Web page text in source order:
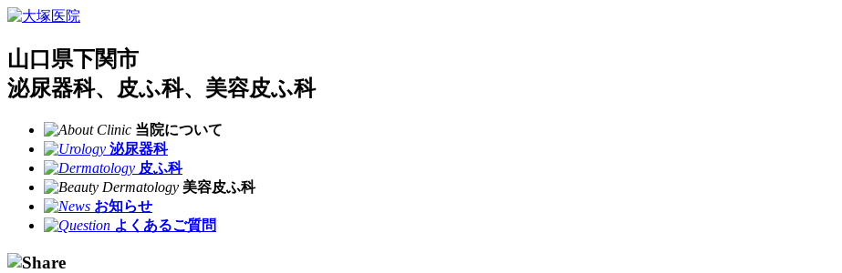
山口県下関市
泌尿器科、皮ふ科、美容皮ふ科
当院について
泌尿器科
皮ふ科
美容皮ふ科
お知らせ
よくあるご質問